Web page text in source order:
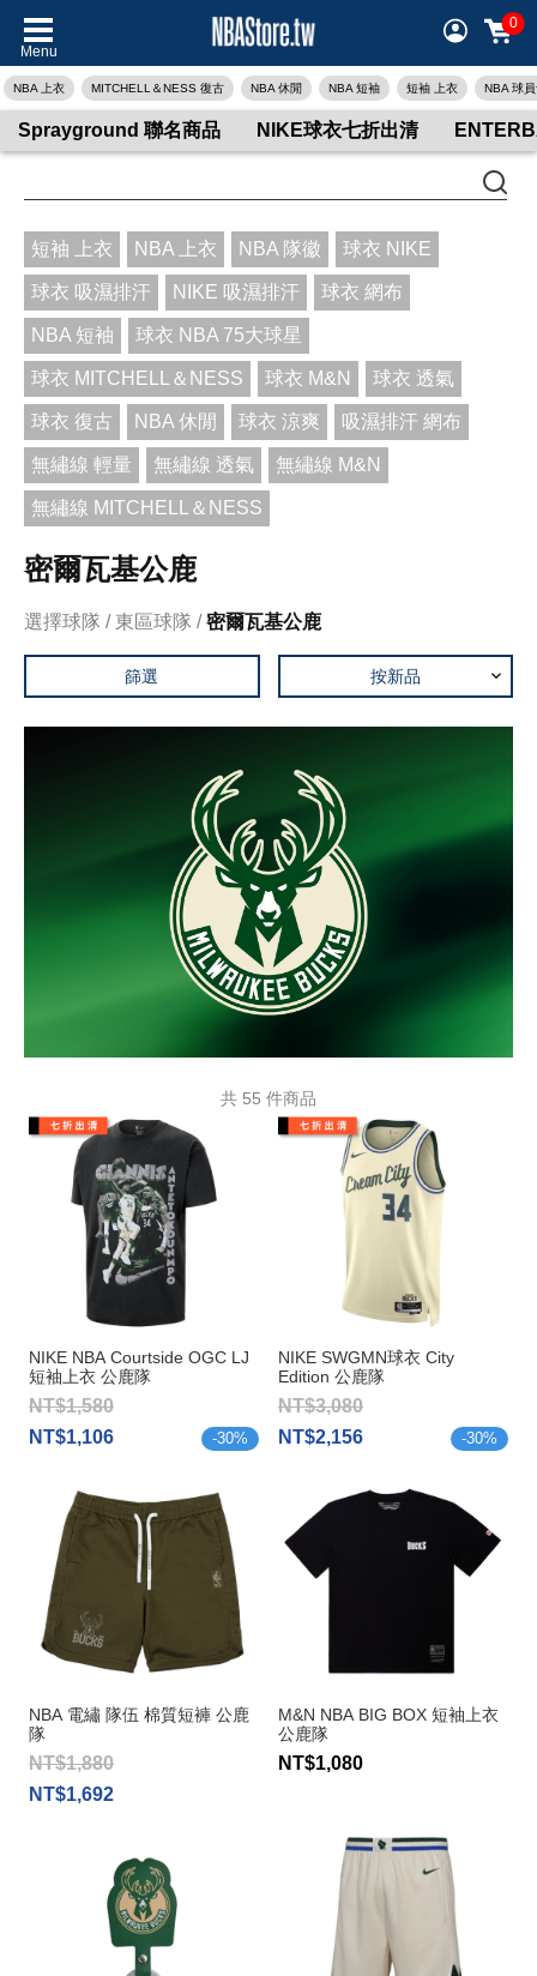
Menu
0
NBA 上衣 MITCHELL＆NESS 復古 NBA 休閒 NBA 短袖 短袖 上衣 NBA 球
Sprayground 聯名商品 NIKE球衣七折出清
短袖 上衣 NBA 上衣 NBA 隊徽 球衣 NIKE
球衣 吸濕排汗 NIKE 吸濕排汗 球衣 網布
NBA 短袖 球衣 NBA 75大球星
球衣 MITCHELL＆NESS 球衣 M&N 球衣 透氣
球衣 復古 NBA 休閒 球衣 涼爽 吸濕排汗 網布
無繡線 輕量 無繡線 透氣 無繡線 M&N
無繡線 MITCHELL＆NESS
密爾瓦基公鹿
選擇球隊 東區球隊 密爾瓦基公鹿
篩選 按新品
共 55 件商品
NIKE NBA Courtside OGC LJ
短袖上衣 公鹿隊
Antetokounmpo
NT$1,580
NT$1,106
-30%
NIKE SWGMN球衣 City
Edition 公鹿隊
Antetokounmpo
NT$3,080
NT$2,156
-30%
NBA 電繡 隊伍 棉質短褲 公鹿
隊
NT$1,880
NT$1,692
M&N NBA BIG BOX 短袖上衣
公鹿隊
NT$1,080